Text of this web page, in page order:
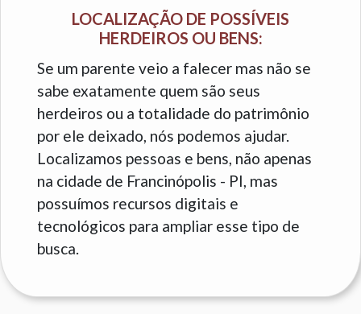
LOCALIZAÇÃO DE POSSÍVEIS
HERDEIROS OU BENS:
Se um parente veio a falecer mas não se
sabe exatamente quem são seus
herdeiros ou a totalidade do patrimônio
por ele deixado, nós podemos ajudar.
Localizamos pessoas e bens, não apenas
na cidade de Francinópolis - PI, mas
possuímos recursos digitais e
tecnológicos para ampliar esse tipo de
busca.